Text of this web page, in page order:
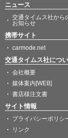
ニュース
交通タイムス社から
お知らせ
携帯サイト
carmode.net
交通タイムス社につ
会社概要
媒体案内[WEB]
書店様注文書
サイト情報
プライバシーポリシ
リンク